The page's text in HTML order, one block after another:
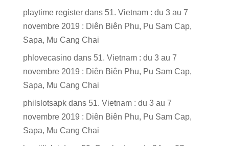
playtime registerdans 51. Vietnam : du 3 au 7
novembre 2019 : Diên Biên Phu, Pu Sam Cap,
Sapa, Mu Cang Chai
phlovecasinodans 51. Vietnam : du 3 au 7
novembre 2019 : Diên Biên Phu, Pu Sam Cap,
Sapa, Mu Cang Chai
philslotsapkdans 51. Vietnam : du 3 au 7
novembre 2019 : Diên Biên Phu, Pu Sam Cap,
Sapa, Mu Cang Chai